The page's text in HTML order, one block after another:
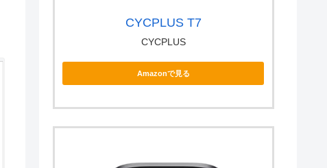
CYCPLUS T7
CYCPLUS
Amazonで見る